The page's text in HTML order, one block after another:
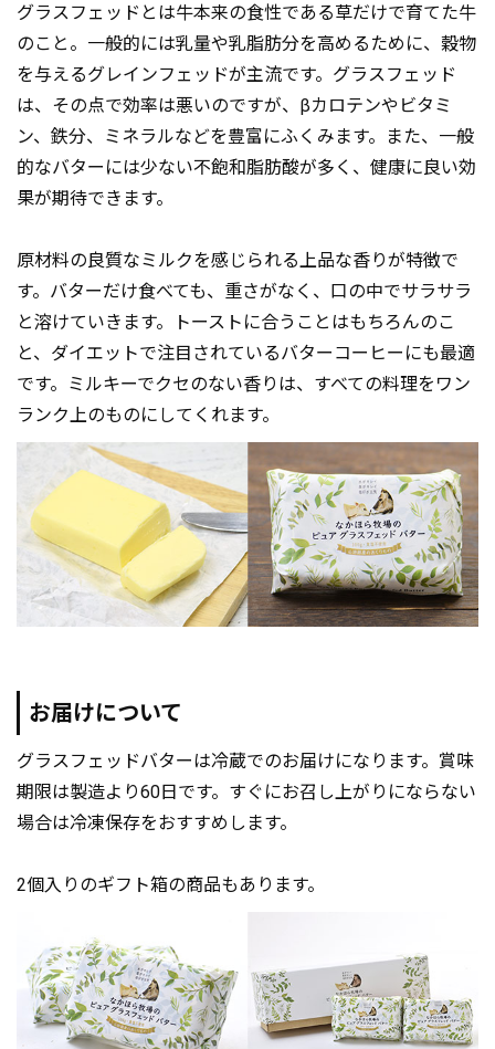
グラスフェッドとは牛本来の食性である草だけで育てた牛
のこと。一般的には乳量や乳脂肪分を高めるために、穀物
を与えるグレインフェッドが主流です。グラスフェッド
は、その点で効率は悪いのですが、βカロテンやビタミ
ン、鉄分、ミネラルなどを豊富にふくみます。また、一般
的なバターには少ない不飽和脂肪酸が多く、健康に良い効
果が期待できます。
原材料の良質なミルクを感じられる上品な香りが特徴で
す。バターだけ食べても、重さがなく、口の中でサラサラ
と溶けていきます。トーストに合うことはもちろんのこ
と、ダイエットで注目されているバターコーヒーにも最適
です。ミルキーでクセのない香りは、すべての料理をワン
ランク上のものにしてくれます。
お届けについて
グラスフェッドバターは冷蔵でのお届けになります。賞味
期限は製造より60日です。すぐにお召し上がりにならない
場合は冷凍保存をおすすめします。
2個入りのギフト箱の商品もあります。